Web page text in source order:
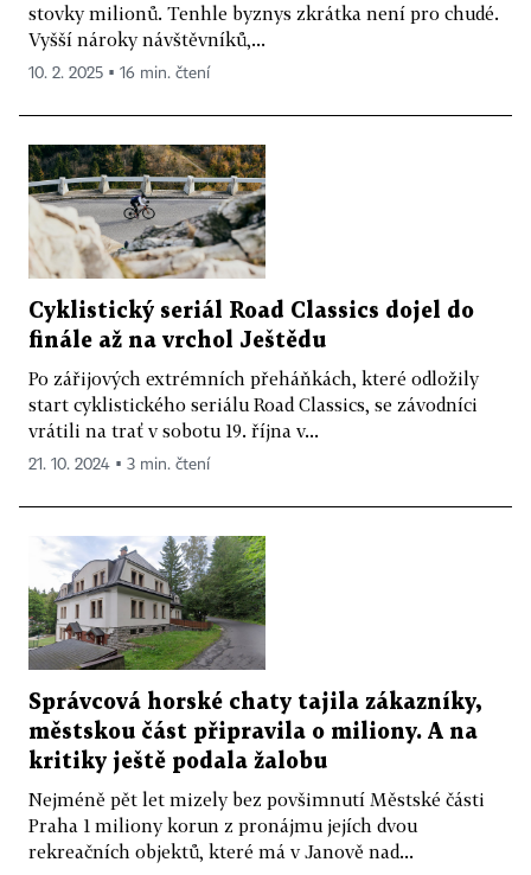
stovky milionů. Tenhle byznys zkrátka není pro chudé.
Vyšší nároky návštěvníků,...
10. 2. 2025 ▪ 16 min. čtení
Cyklistický seriál Road Classics dojel do
finále až na vrchol Ještědu
Po zářijových extrémních přeháňkách, které odložily
start cyklistického seriálu Road Classics, se závodníci
vrátili na trať v sobotu 19. října v...
21. 10. 2024 ▪ 3 min. čtení
Správcová horské chaty tajila zákazníky,
městskou část připravila o miliony. A na
kritiky ještě podala žalobu
Nejméně pět let mizely bez povšimnutí Městské části
Praha 1 miliony korun z pronájmu jejích dvou
rekreačních objektů, které má v Janově nad...